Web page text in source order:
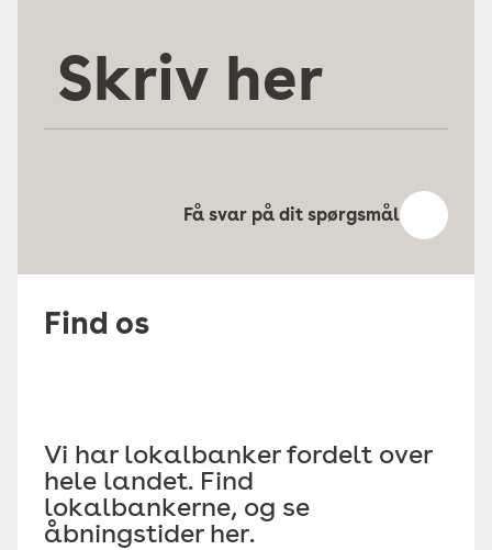
her
Få svar på dit spørgsmål
Find os
Vi har lokalbanker fordelt over
hele landet. Find
lokalbankerne, og se
åbningstider her.